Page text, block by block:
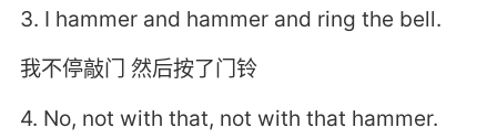
3. I hammer and hammer and ring the bell.
我不停敲门 然后按了门铃
4. No, not with that, not with that hammer.